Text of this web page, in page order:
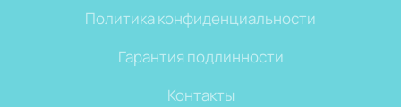
Политика конфиденциальности
Гарантия подлинности
Контакты